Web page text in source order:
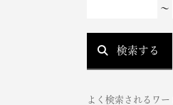
～
検索する
よく検索されるワー